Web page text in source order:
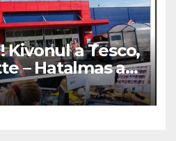
Kivonul a Tesco,
– Hatalmas a
az országban: